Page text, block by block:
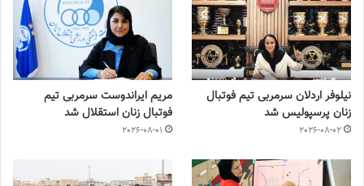
نیلوفر اردلان سرمربی تیم فوتبال
زنان پرسپولیس شد
2026-08-02
مریم ایراندوست سرمربی تیم
فوتبال زنان استقلال شد
2026-08-01